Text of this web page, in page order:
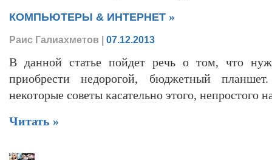
КОМПЬЮТЕРЫ & ИНТЕРНЕТ »
Раис Галиахметов 07.12.2013
В данной статье пойдет речь о том, что
приобрести недорогой, бюджетный
некоторые советы касательно этого, непростого
Читать »